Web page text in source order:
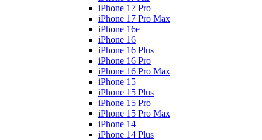
iPhone 17 Pro
iPhone 17 Pro Max
iPhone 16e
iPhone 16
iPhone 16 Plus
iPhone 16 Pro
iPhone 16 Pro Max
iPhone 15
iPhone 15 Plus
iPhone 15 Pro
iPhone 15 Pro Max
iPhone 14
iPhone 14 Plus